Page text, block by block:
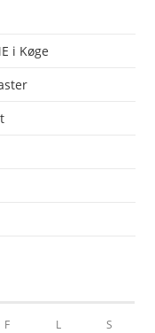
i Køge
F L S